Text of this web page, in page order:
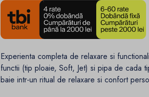
Experienta completa de relaxare si
functii (tip ploaie, Soft, Jet) si pipa de cada
baie intr-un ritual de relaxare si confort